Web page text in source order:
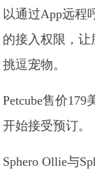
以通过App远程
的接入权限，让
挑逗宠物。
Petcube售价
开始接受预订。
Sphero Ollie与